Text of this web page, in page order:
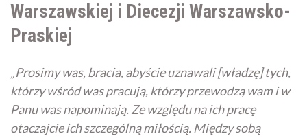
Warszawskiej i Diecezji Warszawsko-
Praskiej
„Prosimy was, bracia, abyście uznawali [władzę] tych,
którzy wśród was pracują, którzy przewodzą wam i w
Panu was napominają. Ze względu na ich pracę
otaczajcie ich szczególną miłością. Między sobą